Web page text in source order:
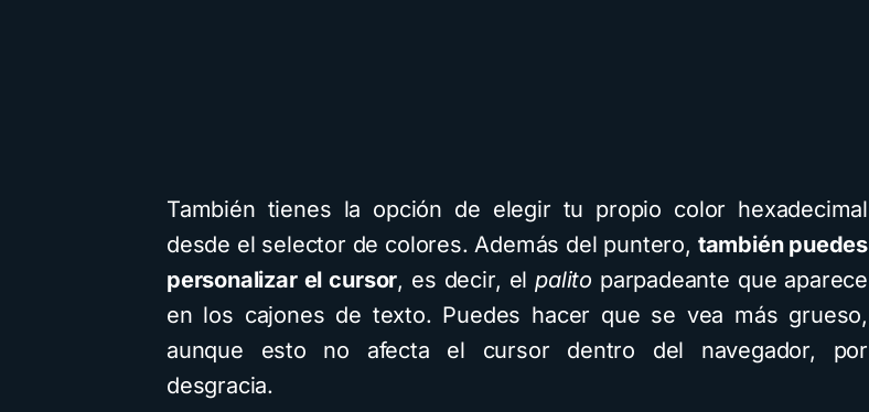
También tienes la opción de elegir tu propio color hexadecimal
desde el selector de colores. Además del puntero, también puedes
personalizar el cursor, es decir, elpalito parpadeante que aparece
en los cajones de texto. Puedes hacer que se vea más grueso,
aunque esto no afecta el cursor dentro del navegador, por
desgracia.